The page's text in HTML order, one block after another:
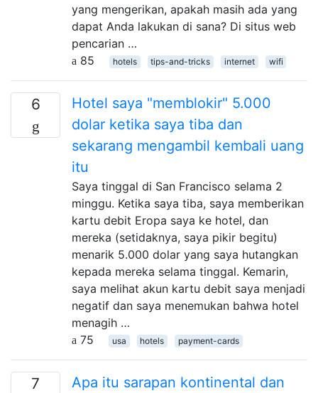
yang mengerikan, apakah masih ada yang
dapat Anda lakukan di sana? Di situs web
pencarian …
85
hotels tips-and-tricks internet wifi
6
Hotel saya "memblokir" 5.000
dolar ketika saya tiba dan
sekarang mengambil kembali uang
itu
Saya tinggal di San Francisco selama 2
minggu. Ketika saya tiba, saya memberikan
kartu debit Eropa saya ke hotel, dan
mereka (setidaknya, saya pikir begitu)
menarik 5.000 dolar yang saya hutangkan
kepada mereka selama tinggal. Kemarin,
saya melihat akun kartu debit saya menjadi
negatif dan saya menemukan bahwa hotel
menagih …
75
usa hotels payment-cards
7
Apa itu sarapan kontinental dan